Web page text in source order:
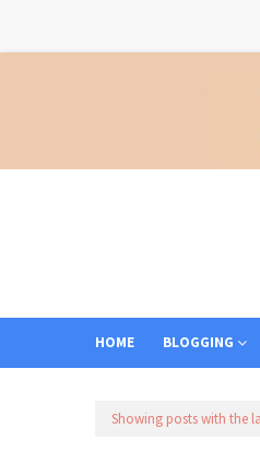
HOME BLOGGING
Showing posts with the